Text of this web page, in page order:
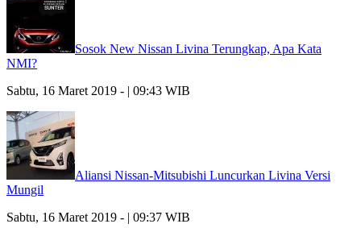
Sosok New Nissan Livina Terungkap, Apa Kata
NMI?
Sabtu, 16 Maret 2019 - | 09:43 WIB
Aliansi Nissan-Mitsubishi Luncurkan Livina Versi
Mungil
Sabtu, 16 Maret 2019 - | 09:37 WIB